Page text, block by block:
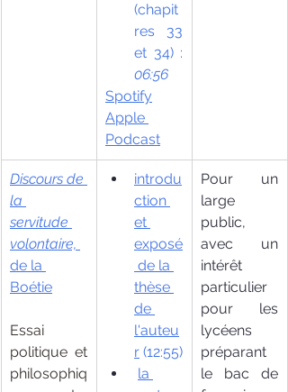
(chapit
res 33
06:56
Spotify
Apple
Podcast
Discours de
la
servitude
volontaire,
de la
Boétie
Essai
politique et
philosophiq
introdu
ction
et
exposé
de la
thèse
de
l'auteu
r (12:55)
la
Pour un
large
public,
avec un
intérêt
particulier
pour les
lycéens
préparant
le bac de